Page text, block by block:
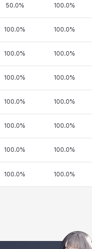
50.0% 100.0%
100.0% 100.0%
100.0% 100.0%
100.0% 100.0%
100.0% 100.0%
100.0% 100.0%
100.0% 100.0%
100.0% 100.0%